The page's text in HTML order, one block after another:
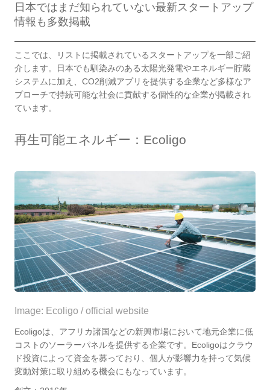
日本ではまだ知られていない最新スタートアップ
情報も多数掲載
ここでは、リストに掲載されているスタートアップを一部ご紹
介します。日本でも馴染みのある太陽光発電やエネルギー貯蔵
システムに加え、CO2削減アプリを提供する企業など多様なア
プローチで持続可能な社会に貢献する個性的な企業が掲載され
ています。
再生可能エネルギー：Ecoligo
Image: Ecoligo / official website
Ecoligoは、アフリカ諸国などの新興市場において地元企業に低
コストのソーラーパネルを提供する企業です。Ecoligoはクラウ
ド投資によって資金を募っており、個人が影響力を持って気候
変動対策に取り組める機会にもなっています。